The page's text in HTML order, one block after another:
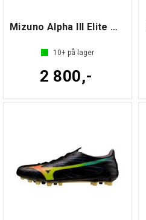
Mizuno Alpha III Elite MIX
10+ på lager
2 800,-